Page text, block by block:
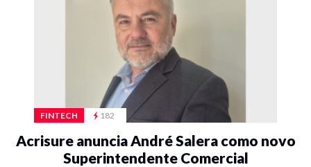
FINTECH 182
Acrisure anuncia André Salera como novo
Superintendente Comercial